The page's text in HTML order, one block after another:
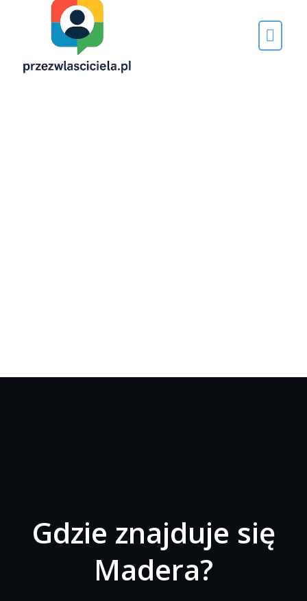
Gdzie znajduje się
Madera?